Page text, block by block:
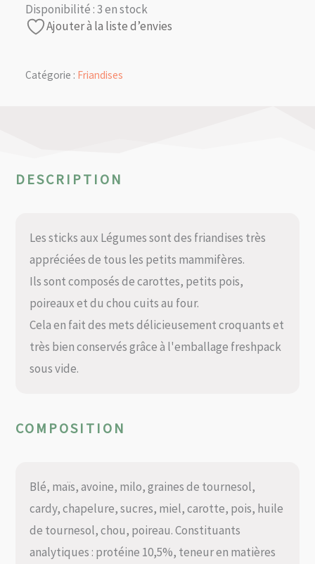
Disponibilité :3 en stock
Ajouter à la liste d’envies
Catégorie : Friandises
DESCRIPTION
Les sticks aux Légumes sont des friandises très
appréciées de tous les petits mammifères.
Ils sont composés de carottes, petits pois,
poireaux et du chou cuits au four.
Cela en fait des mets délicieusement croquants et
très bien conservés grâce à l'emballage freshpack
sous vide.
COMPOSITION
Blé, maïs, avoine, milo, graines de tournesol,
cardy, chapelure, sucres, miel, carotte, pois, huile
de tournesol, chou, poireau. Constituants
analytiques : protéine 10,5%, teneur en matières